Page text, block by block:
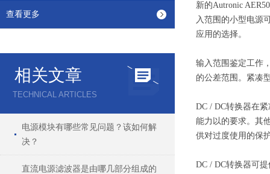
查看更多
相关文章
TECHNICAL ARTICLES
电源模块有哪些常见问题？该如何解
决？
直流电源滤波器是由哪几部分组成的
新的Autronic
入范围的小型电源
应用的选择。
输入范围鉴定工作
的公差范围。紧凑
DC / DC转换器在
能力以的要求。其
供对过度使用的保
DC / DC转换器可